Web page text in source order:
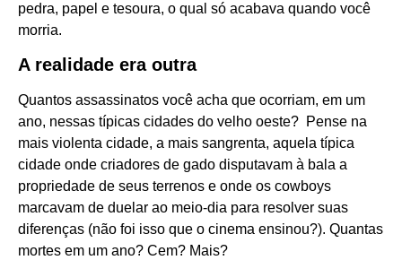
pedra, papel e tesoura, o qual só acabava quando você
morria.
A realidade era outra
Quantos assassinatos você acha que ocorriam, em um
ano, nessas típicas cidades do velho oeste? Pense na
mais violenta cidade, a mais sangrenta, aquela típica
cidade onde criadores de gado disputavam à bala a
propriedade de seus terrenos e onde os cowboys
marcavam de duelar ao meio-dia para resolver suas
diferenças (não foi isso que o cinema ensinou?). Quantas
mortes em um ano? Cem? Mais?